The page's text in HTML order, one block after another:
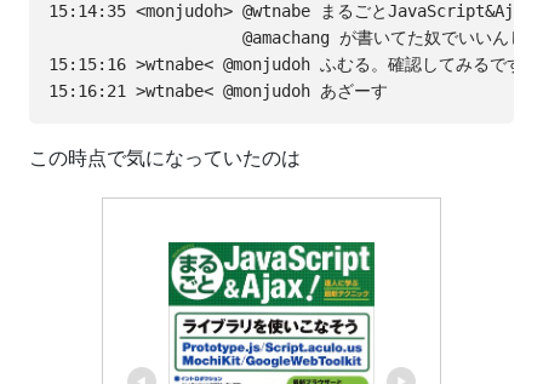
15:14:35 <monjudoh> @wtnabe まるごとJavaScript&Ajax
@amachang が書いてた奴でいいんじ
15:15:16 >wtnabe< @monjudoh ふむる。確認してみるです。
この時点で気になっていたのは